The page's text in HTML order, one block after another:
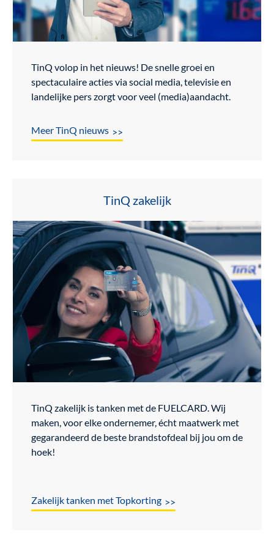
TinQ volop in het nieuws! De snelle groei en
spectaculaire acties via social media, televisie en
landelijke pers zorgt voor veel (media)aandacht.
Meer TinQ nieuws
TinQ zakelijk
TinQ zakelijk is tanken met de FUELCARD. Wij
maken, voor elke ondernemer, écht maatwerk met
gegarandeerd de beste brandstofdeal bij jou om de
hoek!
Zakelijk tanken met Topkorting